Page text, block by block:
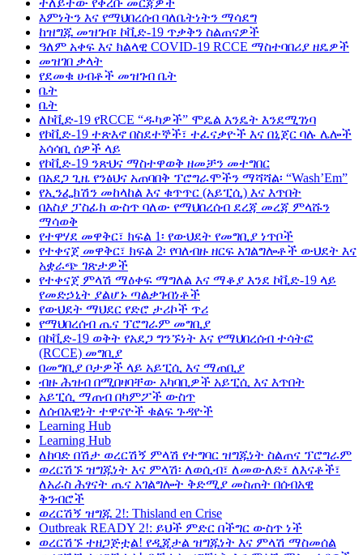
እምነትን እና የማህበረሰብ ባለቤትነትን ማሳደግ
ከዝግጁ መዝገብ፡ ኮቪድ-19 ጥቃቅን ስልጠናዎች
ዓለም አቀፍ እና ክልላዊ COVID-19 RCCE ማስተባበሪያ ዘዴዎች
መዝገበ ቃላት
የደመቁ ሀብቶች መዝገብ ቤት
ቤት
ቤት
ለኮቪድ-19 የRCCE “ዱካዎች” ሞዴል እንዴት እንደሚገነባ
የኮቪድ-19 ተጽእኖ በስደተኞች፣ ተፈናቃዮች እና በኒጀር ባሉ ሌሎች
አሳሳቢ ሰዎች ላይ
የኮቪድ-19 ንጽህና ማስተዋወቅ ዘመቻን መተግበር
በአደጋ ጊዜ የንፅህና አጠባበቅ ፕሮግራሞችን ማሻሻል፡ “Wash’Em”
የኢንፌክሽን መከላከል እና ቁጥጥር (አይፒሲ) እና እጥበት
በእስያ ፓስፊክ ውስጥ ባለው የማህበረሰብ ደረጃ መረጃ ምላሹን
ማሳወቅ
የተዋሃደ መዋቅር፣ ክፍል 1፡ የውህደት የመግቢያ ነጥቦች
የተቀናጀ መዋቅር፣ ክፍል 2፡ የባለብዙ ዘርፍ አገልግሎቶች ውህደት እና
አቋራጭ ገጽታዎች
የተቀናጀ ምላሽ ማዕቀፍ ማግለል እና ማቆያ እንደ ኮቪድ-19 ላይ
የመድኃኒት ያልሆኑ ጣልቃገብነቶች
የውህደት ማህደር የድሮ ታሪኮች ጥሪ
የማህበረሰብ ጤና ፕሮግራም መግቢያ
በኮቪድ-19 ወቅት የአደጋ ግንኙነት እና የማህበረሰብ ተሳትፎ
(RCCE) መግቢያ
በመግቢያ ቦታዎች ላይ አይፒሲ እና ማጠቢያ
ብዙ ሕዝብ በሚበዛባቸው አካባቢዎች አይፒሲ እና እጥበት
አይፒሲ ማጠብ በካምፖች ውስጥ
ለሰብአዊነት ተዋናዮች ቁልፍ ጉዳዮች
Learning Hub
Learning Hub
ለከባድ በሽታ ወረርሽኝ ምላሽ የተግባር ዝግጁነት ስልጠና ፕሮግራም
ወረርሽኙ ዝግጁነት እና ምላሽ፡ ለወሲብ፣ ለመውለድ፣ ለእናቶች፣
ለአራስ ሕፃናት ጤና አገልግሎት ቅድሚያ መስጠት በሰብአዊ
ቅንብሮች
ወረርሽኝ ዝግጁ 2!: Thisland en Crise
Outbreak READY 2!: ይህች ምድር በችግር ውስጥ ነች
ወረርሽኙ ተዘጋጅቷል! የዲጂታል ዝግጁነት እና ምላሽ ማስመሰል